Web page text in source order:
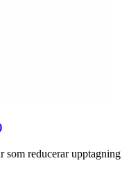
som reducerar upptagning